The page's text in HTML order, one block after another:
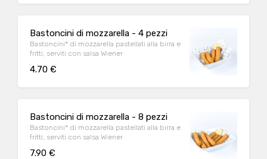
Bastoncini di mozzarella - 4 pezzi
Bastoncini* di mozzarella pastellati alla birra e
fritti, serviti con salsa Wiener
4.70 €
Bastoncini di mozzarella - 8 pezzi
Bastoncini* di mozzarella pastellati alla birra e
fritti, serviti con salsa Wiener
7.90 €